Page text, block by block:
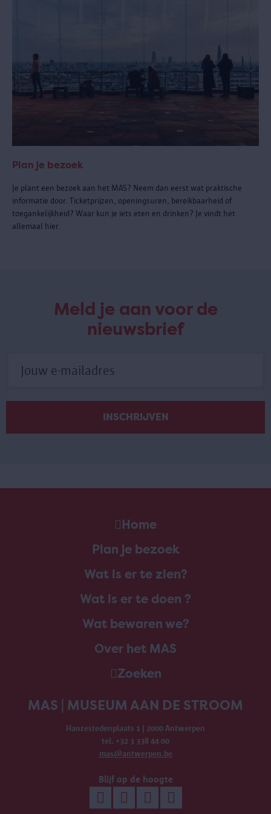
Plan je bezoek
Je plant een bezoek aan het MAS? Neem dan eerst wat praktische
informatie door. Ticketprijzen, openingsuren, bereikbaarheid of
toegankelijkheid? Waar kun je iets eten en drinken? Je vindt het
allemaal hier.
Meld je aan voor de
nieuwsbrief
Home
Plan je bezoek
Wat is er te zien?
Wat is er te doen ?
Wat bewaren we?
Over het MAS
Zoeken
MAS | MUSEUM AAN DE STROOM
Hanzestedenplaats 1 | 2000 Antwerpen
tel. +32 3 338 44 00
mas@antwerpen.be
Blijf op de hoogte